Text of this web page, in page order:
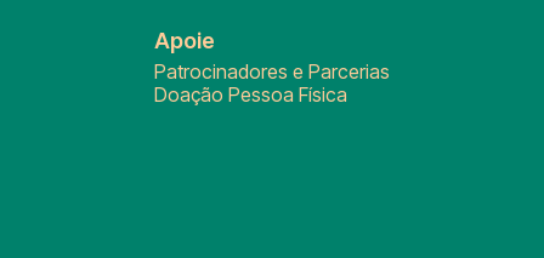
Apoie
Patrocinadores e Parcerias
Doação Pessoa Física